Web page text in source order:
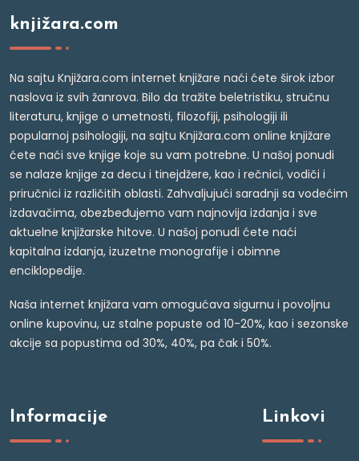
knjižara.com
Na sajtu Knjižara.com internet knjižare naći ćete širok izbor
naslova iz svih žanrova. Bilo da tražite beletristiku, stručnu
literaturu, knjige o umetnosti, filozofiji, psihologiji ili
popularnoj psihologiji, na sajtu Knjižara.com online knjižare
ćete naći sve knjige koje su vam potrebne. U našoj ponudi
se nalaze knjige za decu i tinejdžere, kao i rečnici, vodiči i
priručnici iz različitih oblasti. Zahvaljujući saradnji sa vodećim
izdavačima, obezbeđujemo vam najnovija izdanja i sve
aktuelne knjižarske hitove. U našoj ponudi ćete naći
kapitalna izdanja, izuzetne monografije i obimne
enciklopedije.
Naša internet knjižara vam omogućava sigurnu i povoljnu
online kupovinu, uz stalne popuste od 10-20%, kao i sezonske
akcije sa popustima od 30%, 40%, pa čak i 50%.
Informacije Linkovi